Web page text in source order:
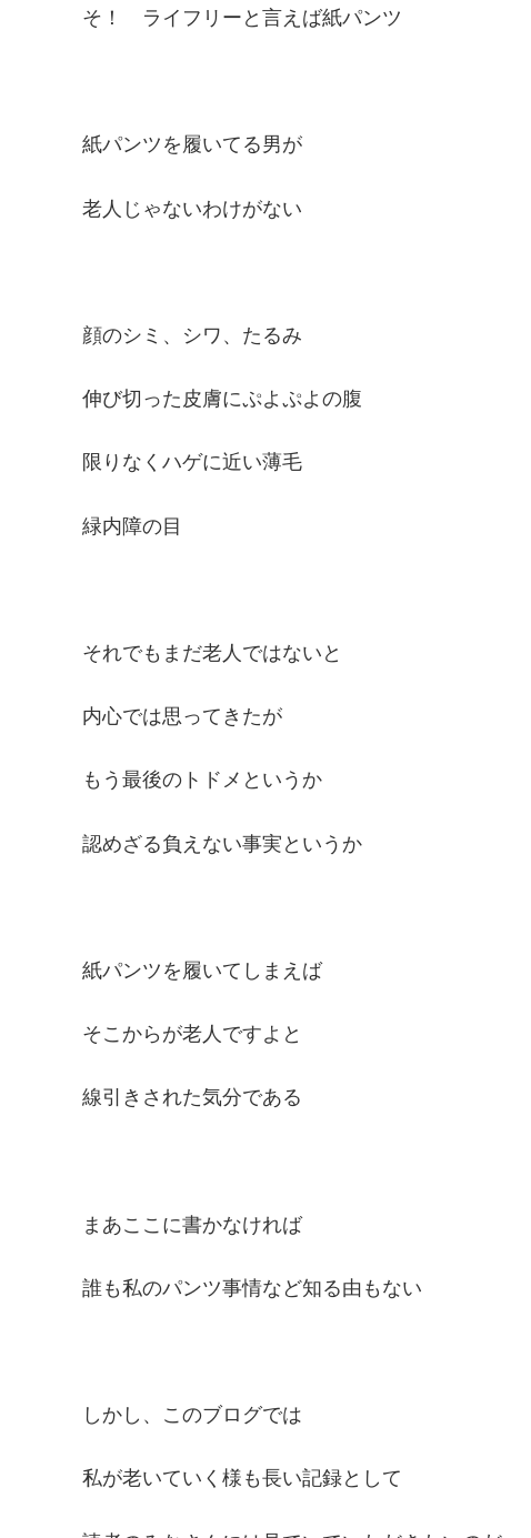
そ！ ライフリーと言えば紙パンツ
紙パンツを履いてる男が
老人じゃないわけがない
顔のシミ、シワ、たるみ
伸び切った皮膚にぷよぷよの腹
限りなくハゲに近い薄毛
緑内障の目
それでもまだ老人ではないと
内心では思ってきたが
もう最後のトドメというか
認めざる負えない事実というか
紙パンツを履いてしまえば
そこからが老人ですよと
線引きされた気分である
まあここに書かなければ
誰も私のパンツ事情など知る由もない
しかし、このブログでは
私が老いていく様も長い記録として